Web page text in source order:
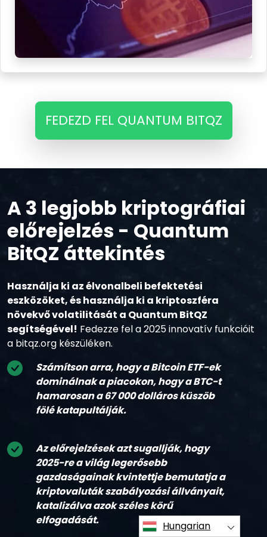
FEDEZD FEL QUANTUM BITQZ
A 3 legjobb kriptográfiai
előrejelzés - Quantum
BitQZ áttekintés
Használja ki az élvonalbeli befektetési
eszközöket, és használja ki a kriptoszféra
növekvő volatilitását a Quantum BitQZ
segítségével! Fedezze fel a 2025 innovatív funkcióit
a bitqz.org készüléken.
Számítson arra, hogy a Bitcoin ETF-ek
dominálnak a piacokon, hogy a BTC-t
hamarosan a 67 000 dolláros küszöb
fölé katapultálják.
Az előrejelzések azt sugallják, hogy
2025-re a világ legerősebb
gazdaságainak kvintettje bemutatja a
kriptovaluták szabályozási állványait,
katalizálva azok széles körű
elfogadását.
Hungarian